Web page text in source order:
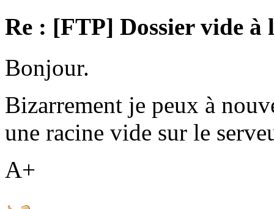
Re : [FTP] Dossier vide à
Bonjour.
Bizarrement je peux à
une racine vide sur le
A+